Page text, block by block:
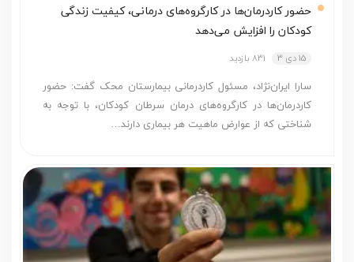
حضور کاردرمان‌ها در کارگروه‌های درمانی، کیفیت زندگی
کودکان را افزایش می‌دهد
15 دی 3 831 بازدید
سارا ایران‌نژاد، مسئول کاردرمانی بیمارستان محک گفت: حضور
کاردرمان‌ها در کارگروه‌های درمان سرطان کودکان، با توجه به
شناختی که از عوارض ماهیت هر بیماری دارند…